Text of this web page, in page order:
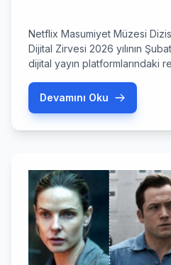
Netflix Masumiyet Müzesi
Dijital Zirvesi 2026 yılının
dijital yayın platformlarındaki
yapım var ki, hem edebiyat
drama arayan izleyicileri ekran
Devamını Oku